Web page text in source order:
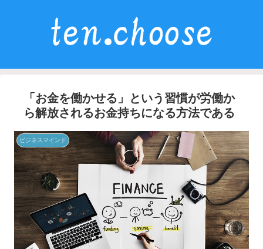
「お金を働かせる」という習慣が労働か
ら解放されるお金持ちになる方法である
ビジネスマインド